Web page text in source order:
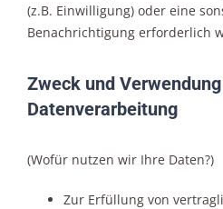
(z.B. Einwilligung) oder eine
Benachrichtigung erforderlich
Zweck und
Datenverarbeitung
(Wofür nutzen wir Ihre Daten?)
Zur Erfüllung von